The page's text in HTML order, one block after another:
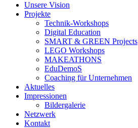
Unsere Vision
Projekte
Technik-Workshops
Digital Education
SMART & GREEN Projects
LEGO Workshops
MAKEATHONS
EduDemoS
Coaching für Unternehmen
Aktuelles
Impressionen
Bildergalerie
Netzwerk
Kontakt